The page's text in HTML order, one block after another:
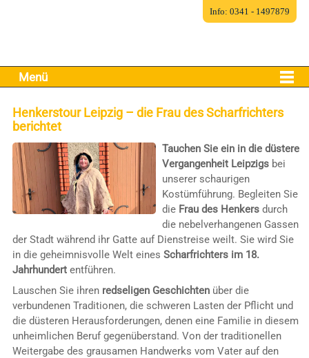
Menü
Henkerstour Leipzig – die Frau des Scharfrichters
berichtet
Tauchen Sie ein in die düstere
Vergangenheit Leipzigsbei
unserer schaurigen
Kostümführung. Begleiten Sie
die Frau des Henkersdurch
die nebelverhangenen Gassen
der Stadt während ihr Gatte auf Dienstreise weilt. Sie wird Sie
in die geheimnisvolle Welt eines Scharfrichters im 18.
Jahrhundertentführen.
Lauschen Sie ihren redseligen Geschichtenüber die
verbundenen Traditionen, die schweren Lasten der Pflicht und
die düsteren Herausforderungen, denen eine Familie in diesem
unheimlichen Beruf gegenüberstand. Von der traditionellen
Weitergabe des grausamen Handwerks vom Vater auf den
Info: 0341 - 1497879